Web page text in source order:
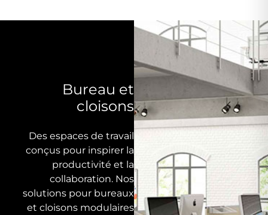
Bureau et
cloisons
Des espaces de travail
conçus pour inspirer la
productivité et la
collaboration. Nos
solutions pour bureaux
et cloisons modulaires